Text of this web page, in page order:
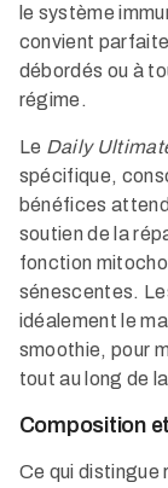
le système
convient
débordés ou à
régime.
Le Daily
spécifique,
bénéfices
soutien de la
fonction
sénescentes.
idéalement le
smoothie, pour
tout au long de
Composition
Ce qui distingue